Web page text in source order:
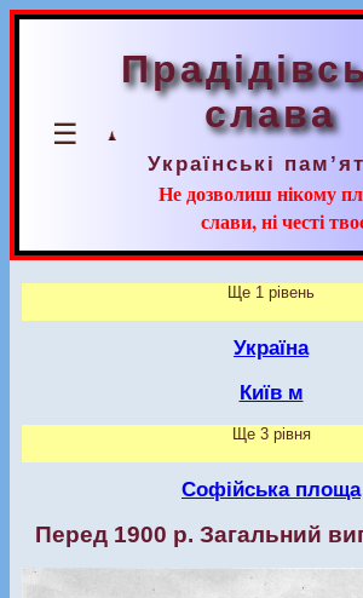
☰
слава
Українські
Не дозволиш нікому
слави, ні честі
Ще 1 рівень
Україна
Київ м
Ще 3 рівня
Софійська площа
Перед 1900 р. Загальний